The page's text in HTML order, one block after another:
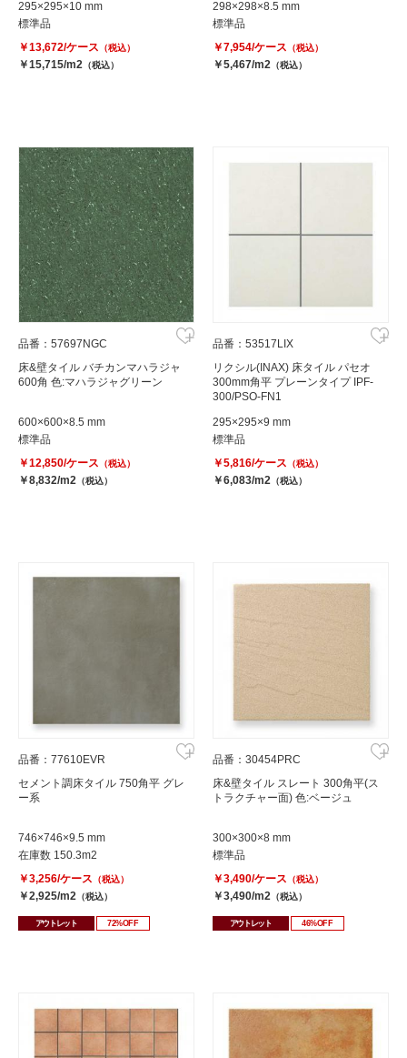
295×295×10 mm
標準品
￥13,672/ケース （税込）
￥15,715/m2 （税込）
298×298×8.5 mm
標準品
￥7,954/ケース （税込）
￥5,467/m2 （税込）
品番：57697NGC
床&壁タイル バチカンマハラジャ
600角 色:マハラジャグリーン
600×600×8.5 mm
標準品
￥12,850/ケース （税込）
￥8,832/m2 （税込）
品番：53517LIX
リクシル(INAX) 床タイル パセオ
300mm角平 プレーンタイプ IPF-
300/PSO-FN1
295×295×9 mm
標準品
￥5,816/ケース （税込）
￥6,083/m2 （税込）
品番：77610EVR
セメント調床タイル 750角平 グレ
ー系
746×746×9.5 mm
在庫数 150.3m2
￥3,256/ケース （税込）
￥2,925/m2 （税込）
アウトレット 72%OFF
品番：30454PRC
床&壁タイル スレート 300角平(ス
トラクチャー面) 色:ベージュ
300×300×8 mm
標準品
￥3,490/ケース （税込）
￥3,490/m2 （税込）
アウトレット 46%OFF